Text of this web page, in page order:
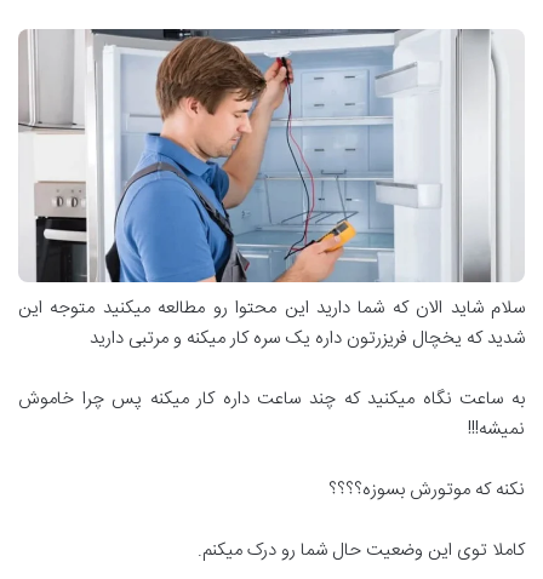
سلام شاید الان که شما دارید این محتوا رو مطالعه میکنید متوجه این
شدید که یخچال فریزرتون داره یک سره کار میکنه و مرتبی دارید
به ساعت نگاه میکنید که چند ساعت داره کار میکنه پس چرا خاموش
نمیشه!!!
نکنه که موتورش بسوزه؟؟؟؟
کاملا توی این وضعیت حال شما رو درک میکنم.